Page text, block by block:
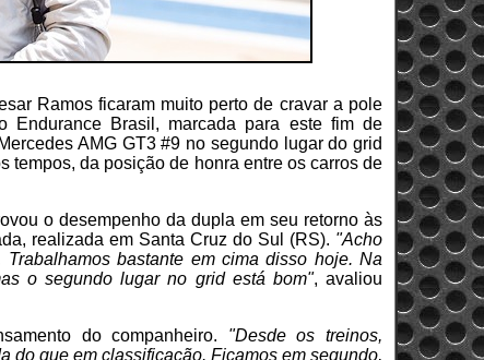
Ramos ficaram muito perto de cravar a pole
Endurance Brasil, marcada para este fim de
AMG GT3 #9 no segundo lugar do grid
tempos, da posição de honra entre os carros de
o desempenho da dupla em seu retorno às
realizada em Santa Cruz do Sul (RS). "Acho
bastante em cima disso hoje. Na
o segundo lugar no grid está bom", avaliou
do companheiro. "Desde os treinos,
do que em classificação. Ficamos em segundo,